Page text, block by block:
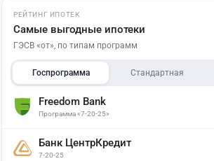
РЕЙТИНГ ИПОТЕК
Самые выгодные ипотеки
ГЭСВ «от», по типам программ
Госпрограмма Стандартная
Freedom Bank
Программа «7-20-25»
Банк ЦентрКредит
7-20-25